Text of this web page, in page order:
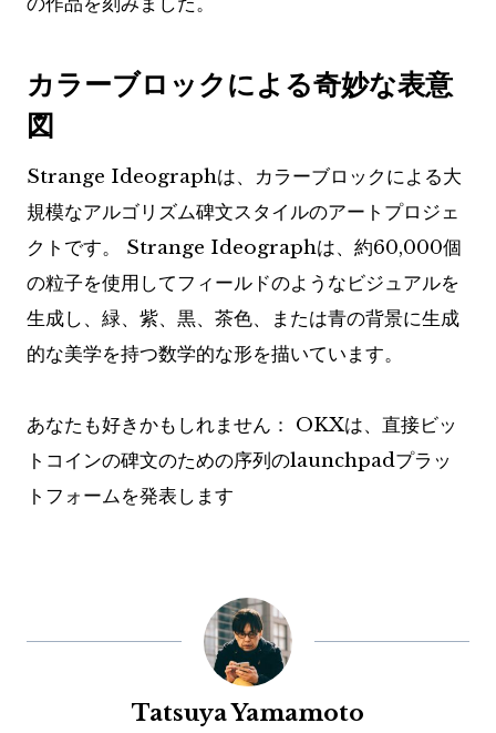
カラーブロックによる奇妙な表意
図
Strange Ideographは、カラーブロックによる大
規模なアルゴリズム碑文スタイルのアートプロジェ
クトです。 Strange Ideographは、約60,000個
の粒子を使用してフィールドのようなビジュアルを
生成し、緑、紫、黒、茶色、または青の背景に生成
的な美学を持つ数学的な形を描いています。
あなたも好きかもしれません： OKXは、直接ビッ
トコインの碑文のための序列のlaunchpadプラッ
トフォームを発表します
Tatsuya Yamamoto